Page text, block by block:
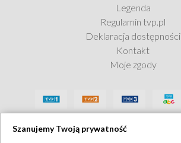
Legenda
Regulamin tvp.pl
Deklaracja dostępności
Kontakt
Moje zgody
Szanujemy Twoją prywatność